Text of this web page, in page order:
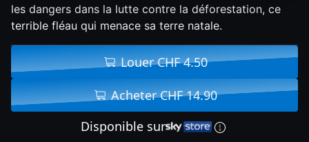
les dangers dans la lutte contre la déforestation, ce
terrible fléau qui menace sa terre natale.
Louer CHF 4.50
Acheter CHF 14.90
Disponible sur